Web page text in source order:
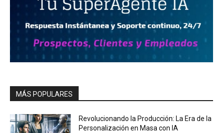
MÁS POPULARES
Revolucionando la Producción: La Era de la
Personalización en Masa con IA